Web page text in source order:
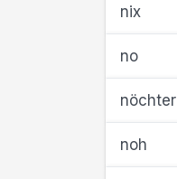
nix
no
nöchter
noh